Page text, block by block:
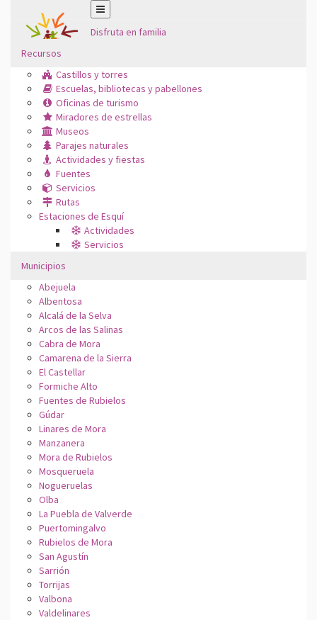
Disfruta en familia
Recursos
Castillos y torres
Escuelas, bibliotecas y pabellones
Oficinas de turismo
Miradores de estrellas
Museos
Parajes naturales
Actividades y fiestas
Fuentes
Servicios
Rutas
Estaciones de Esquí
Actividades
Servicios
Municipios
Abejuela
Albentosa
Alcalá de la Selva
Arcos de las Salinas
Cabra de Mora
Camarena de la Sierra
El Castellar
Formiche Alto
Fuentes de Rubielos
Gúdar
Linares de Mora
Manzanera
Mora de Rubielos
Mosqueruela
Nogueruelas
Olba
La Puebla de Valverde
Puertomingalvo
Rubielos de Mora
San Agustín
Sarrión
Torrijas
Valbona
Valdelinares